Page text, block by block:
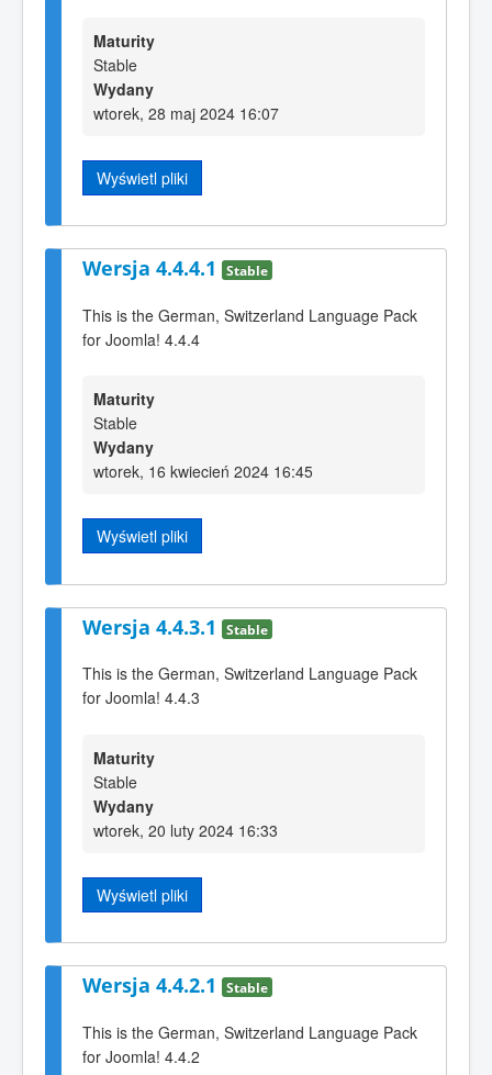
Maturity
Stable
Wydany
wtorek, 28 maj 2024 16:07
Wyświetl pliki
Wersja 4.4.4.1 Stable
This is the German, Switzerland Language Pack
for Joomla! 4.4.4
Maturity
Stable
Wydany
wtorek, 16 kwiecień 2024 16:45
Wyświetl pliki
Wersja 4.4.3.1 Stable
This is the German, Switzerland Language Pack
for Joomla! 4.4.3
Maturity
Stable
Wydany
wtorek, 20 luty 2024 16:33
Wyświetl pliki
Wersja 4.4.2.1 Stable
This is the German, Switzerland Language Pack
for Joomla! 4.4.2